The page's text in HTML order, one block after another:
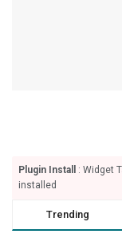
Plugin Install
: Widget
installed
Trending